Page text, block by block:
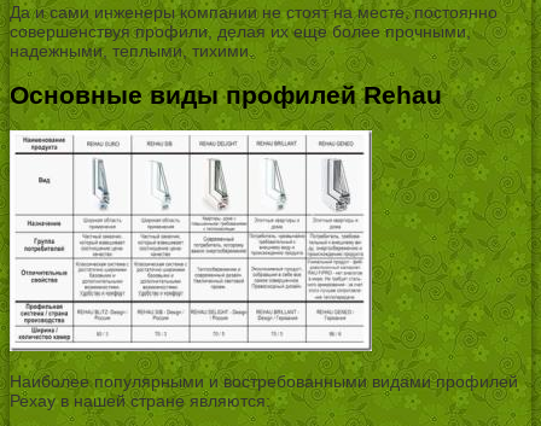
Да и сами инженеры компании не стоят на месте, постоянно
совершенствуя профили, делая их еще более прочными,
надежными, теплыми, тихими.
Основные виды профилей Rehau
Наиболее популярными и востребованными видами профилей
Рехау в нашей стране являются: